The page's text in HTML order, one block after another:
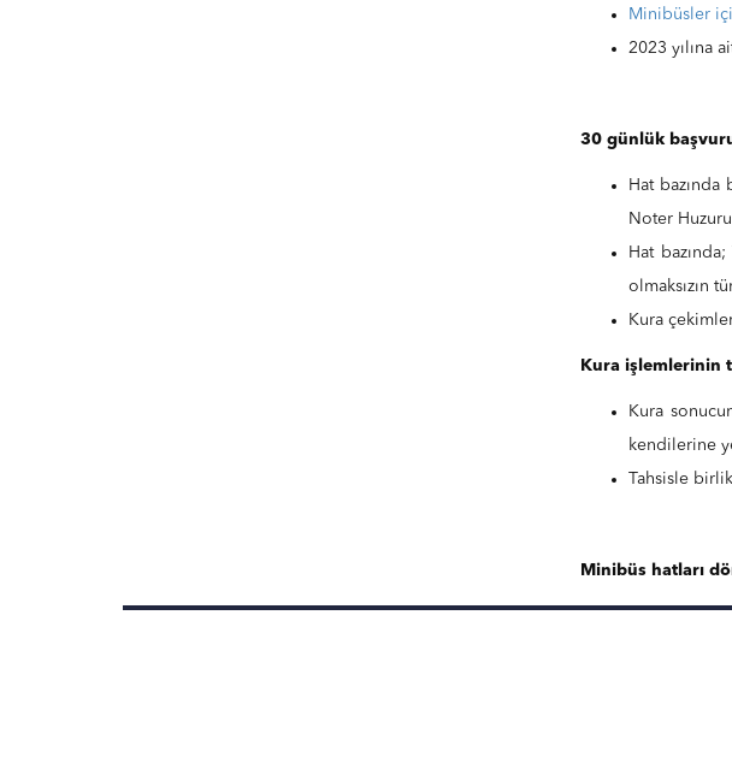
Minibüsler
2023 yılına
30 günlük
Hat bazında
Noter
Hat
olmaksızın
Kura
Kura işlemlerinin
Kura
kendilerine
Tahsisle
Minibüs hatları